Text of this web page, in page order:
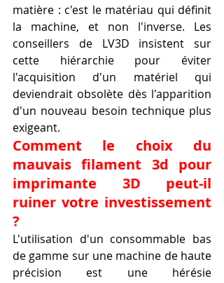
matière : c'est le matériau qui définit
la machine, et non l'inverse. Les
conseillers de LV3D insistent sur
cette hiérarchie pour éviter
l'acquisition d'un matériel qui
deviendrait obsolète dès l'apparition
d'un nouveau besoin technique plus
exigeant.
Comment le choix du
mauvais filament 3d pour
imprimante 3D peut-il
ruiner votre investissement
?
L'utilisation d'un consommable bas
de gamme sur une machine de haute
précision est une hérésie